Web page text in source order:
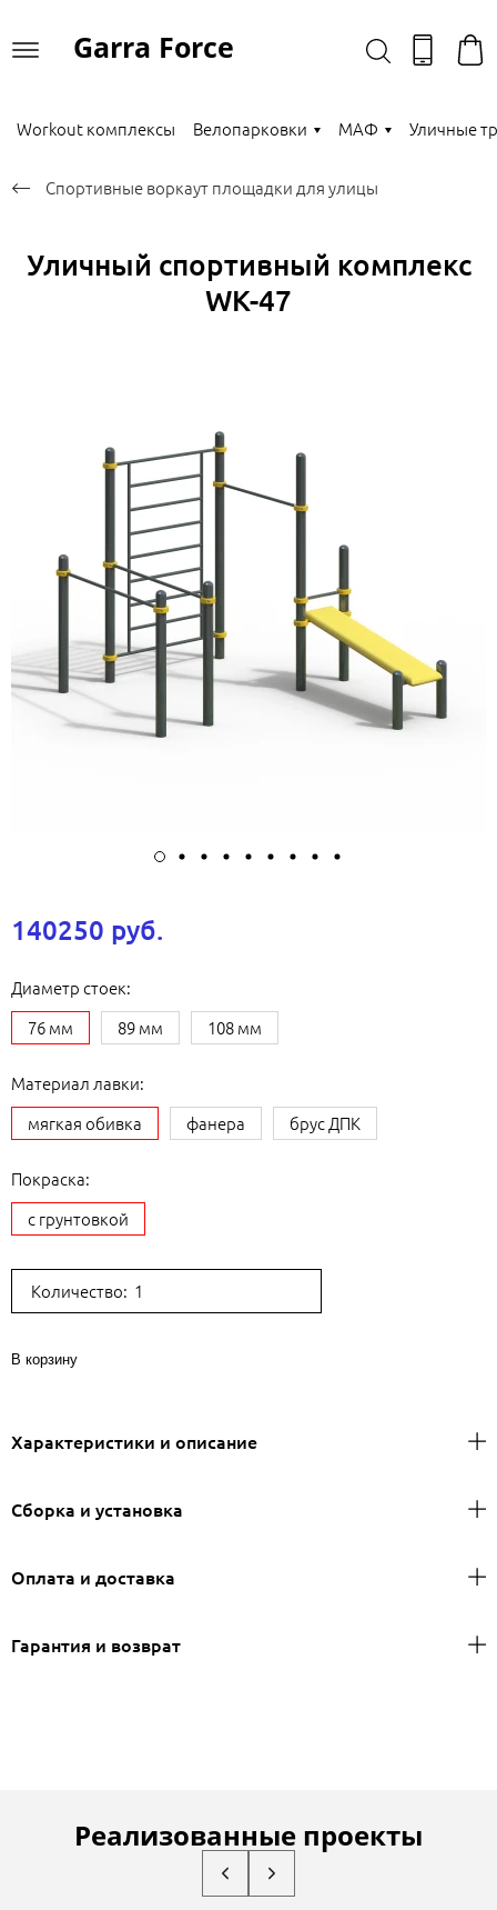
Garra Force
Workout комплексы Велопарковки МАФ Уличные
Спортивные воркаут площадки для улицы
Уличный спортивный комплекс
WK-47
140250 руб.
Диаметр стоек:
76 мм
89 мм 108 мм
Материал лавки:
мягкая обивка
фанера брус ДПК
Покраска:
с грунтовкой
Количество:
В корзину
Характеристики и описание
Сборка и установка
Оплата и доставка
Гарантия и возврат
Реализованные проекты